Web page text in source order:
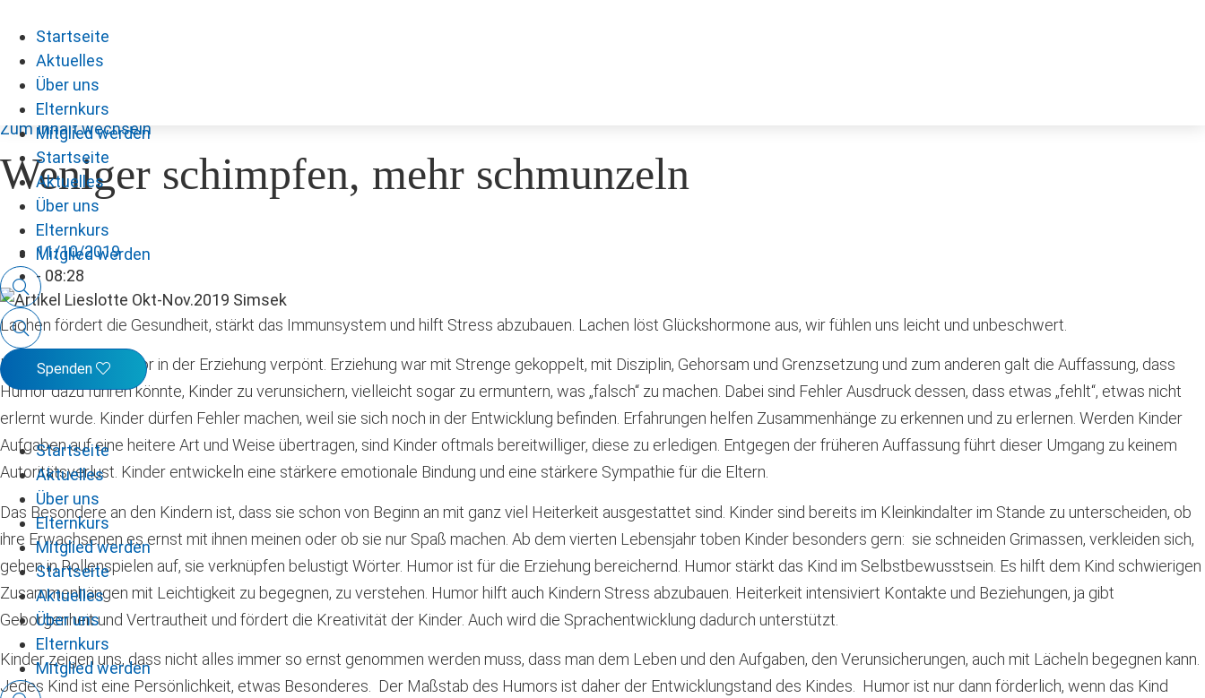
Zum Inhalt wechseln
Startseite
Aktuelles
Über uns
Elternkurs
Mitglied werden
Startseite
Aktuelles
Über uns
Elternkurs
Mitglied werden
Spenden
Startseite
Aktuelles
Über uns
Elternkurs
Mitglied werden
Startseite
Aktuelles
Über uns
Elternkurs
Mitglied werden
Weniger schimpfen, mehr schmunzeln
11/10/2019
- 08:28
Lachen fördert die Gesundheit, stärkt das Immunsystem und hilft Stress abzubauen. Lachen löst Glückshormone aus, wir fühlen uns leicht und unbeschwert.
Lange Zeit war Humor in der Erziehung verpönt. Erziehung war mit Strenge gekoppelt, mit Disziplin, Gehorsam und Grenzsetzung und zum anderen galt die Auffassung, dass
Humor dazu führen könnte, Kinder zu verunsichern, vielleicht sogar zu ermuntern, was „falsch“ zu machen. Dabei sind Fehler Ausdruck dessen, dass etwas „fehlt“, etwas nicht
erlernt wurde. Kinder dürfen Fehler machen, weil sie sich noch in der Entwicklung befinden. Erfahrungen helfen Zusammenhänge zu erkennen und zu erlernen. Werden Kinder
Aufgaben auf eine heitere Art und Weise übertragen, sind Kinder oftmals bereitwilliger, diese zu erledigen. Entgegen der früheren Auffassung führt dieser Umgang zu keinem
Autoritätsverlust. Kinder entwickeln eine stärkere emotionale Bindung und eine stärkere Sympathie für die Eltern.
Das Besondere an den Kindern ist, dass sie schon von Beginn an mit ganz viel Heiterkeit ausgestattet sind. Kinder sind bereits im Kleinkindalter im Stande zu unterscheiden, ob
ihre Erwachsenen es ernst mit ihnen meinen oder ob sie nur Spaß machen. Ab dem vierten Lebensjahr toben Kinder besonders gern: sie schneiden Grimassen, verkleiden sich,
gehen in Rollenspielen auf, sie verknüpfen belustigt Wörter. Humor ist für die Erziehung bereichernd. Humor stärkt das Kind im Selbstbewusstsein. Es hilft dem Kind schwierigen
Zusammenhängen mit Leichtigkeit zu begegnen, zu verstehen. Humor hilft auch Kindern Stress abzubauen. Heiterkeit intensiviert Kontakte und Beziehungen, ja gibt
Geborgenheit und Vertrautheit und fördert die Kreativität der Kinder. Auch wird die Sprachentwicklung dadurch unterstützt.
Kinder zeigen uns, dass nicht alles immer so ernst genommen werden muss, dass man dem Leben und den Aufgaben, den Verunsicherungen, auch mit Lächeln begegnen kann.
Jedes Kind ist eine Persönlichkeit, etwas Besonderes. Der Maßstab des Humors ist daher der Entwicklungstand des Kindes. Humor ist nur dann förderlich, wenn das Kind